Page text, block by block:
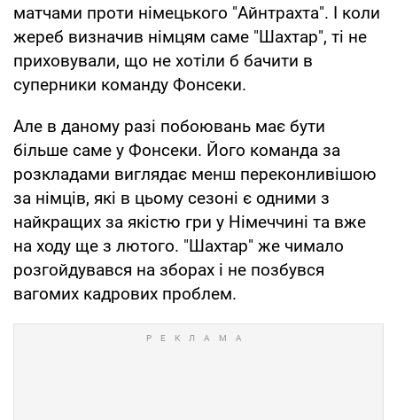
матчами проти німецького "Айнтрахта". І коли
жереб визначив німцям саме "Шахтар", ті не
приховували, що не хотіли б бачити в
суперники команду Фонсеки.
Але в даному разі побоювань має бути
більше саме у Фонсеки. Його команда за
розкладами виглядає менш переконливішою
за німців, які в цьому сезоні є одними з
найкращих за якістю гри у Німеччині та вже
на ходу ще з лютого. "Шахтар" же чимало
розгойдувався на зборах і не позбувся
вагомих кадрових проблем.